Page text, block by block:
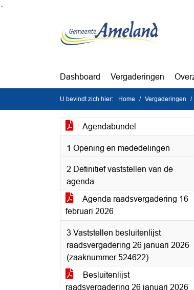
Dashboard Vergaderingen
U bevindt zich hier: Home Vergaderingen
Agendabundel
1 Opening en mededelingen
2 Definitief vaststellen van de
agenda
Agenda raadsvergadering 16
februari 2026
3 Vaststellen besluitenlijst
raadsvergadering 26 januari 2026
(zaaknummer 524622)
Besluitenlijst
raadsvergadering 26 januari 2026